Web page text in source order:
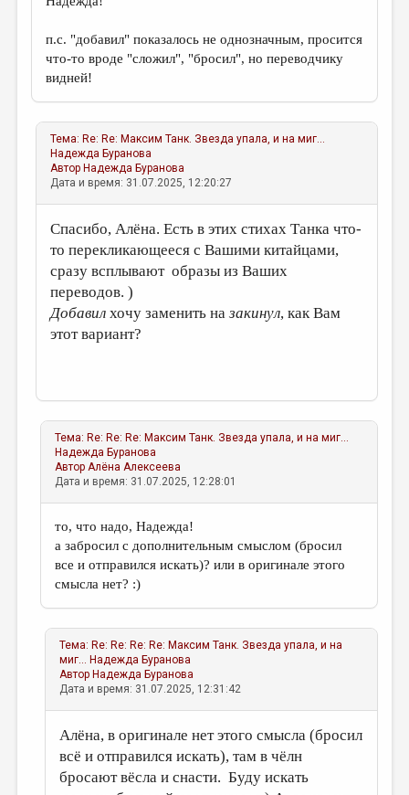
п.с. "добавил" показалось не однозначным, просится
что-то вроде "сложил", "бросил", но переводчику
видней!
Тема: Re: Re: Максим Танк. Звезда упала, и на миг...
Надежда Буранова
Автор Надежда Буранова
Дата и время: 31.07.2025, 12:20:27
Спасибо, Алёна. Есть в этих стихах Танка что-
то перекликающееся с Вашими китайцами,
сразу всплывают образы из Ваших
переводов. )
Добавил хочу заменить назакинул, как Вам
этот вариант?
Тема: Re: Re: Re: Максим Танк. Звезда упала, и на миг...
Надежда Буранова
АвторАлёна Алексеева
Дата и время: 31.07.2025, 12:28:01
то, что надо, Надежда!
а забросил с дополнительным смыслом (бросил
все и отправился искать)? или в оригинале этого
смысла нет? :)
Тема: Re: Re: Re: Re: Максим Танк. Звезда упала, и на
миг... Надежда Буранова
Автор Надежда Буранова
Дата и время: 31.07.2025, 12:31:42
Алёна, в оригинале нет этого смысла (бросил
всё и отправился искать), там в чёлн
бросают вёсла и снасти. Буду искать